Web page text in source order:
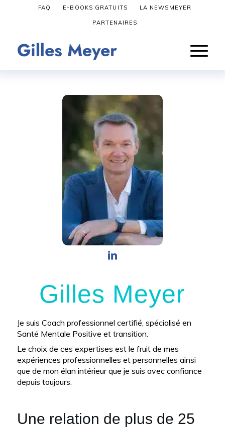
FAQ E-BOOKS GRATUITS LA NEWSMEYER
PARTENAIRES
Gilles Meyer
Je suis Coach professionnel certifié, spécialisé en
Santé Mentale Positive et transition.
Le choix de ces expertises est le fruit de mes
expériences professionnelles et personnelles ainsi
que de mon élan intérieur que je suis avec confiance
depuis toujours.
Une relation de plus de 25